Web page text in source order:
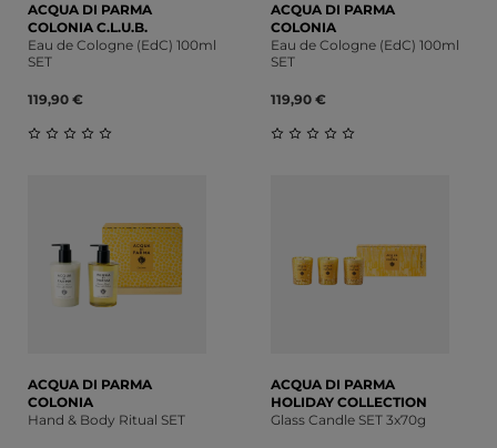
ACQUA DI PARMA
COLONIA C.L.U.B.
Eau de Cologne (EdC) 100ml
SET
119,90 €
ACQUA DI PARMA
COLONIA
Eau de Cologne (EdC) 100ml
SET
119,90 €
ACQUA DI PARMA
COLONIA
Hand & Body Ritual SET
ACQUA DI PARMA
HOLIDAY COLLECTION
Glass Candle SET 3x70g